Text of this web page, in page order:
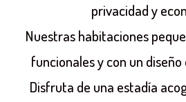
privacidad y
Nuestras habitaciones
funcionales y con un
Disfruta de una estadía